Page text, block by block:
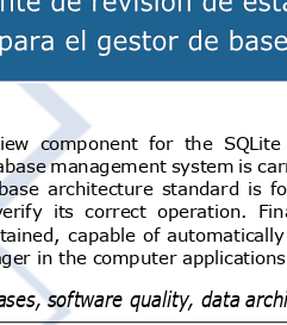
component for the
management system is
architecture standard
its correct operation.
capable ofautomatically
in the computer
,software quality, data